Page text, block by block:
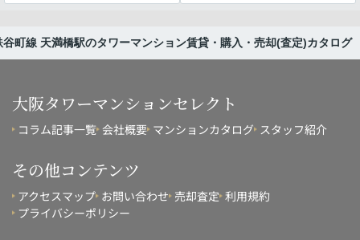
町線 天満橋駅のタワーマンション賃貸・購入・売却(査定)カタログ
大阪タワーマンションセレクト
コラム記事一覧 会社概要 マンションカタログ スタッフ紹介
その他コンテンツ
アクセスマップ お問い合わせ 売却査定 利用規約
プライバシーポリシー